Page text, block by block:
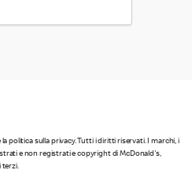
politica sulla privacy. Tutti i diritti riservati. I marchi, i
e non registrati e copyright di McDonald's,
terzi.